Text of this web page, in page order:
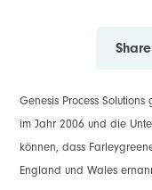
Genesis Process
im Jahr 2006 und die
können, dass
England und Wales